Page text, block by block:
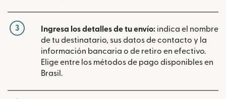
3 Ingresa los detalles de tu envío: indica el nombre
de tu destinatario, sus datos de contacto y la
información bancaria o de retiro en efectivo.
Elige entre los métodos de pago disponibles en
Brasil.